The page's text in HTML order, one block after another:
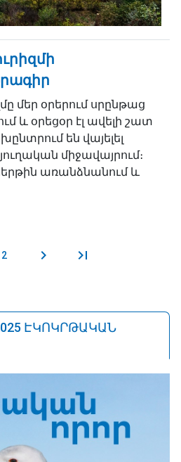
մեր օրերում սրընթաց
և օրեցօր էլ ավելի շատ
են վայելել
միջավայրում։
առանձնանում և
2
ԷԿՈԿՐԹԱԿԱՆ